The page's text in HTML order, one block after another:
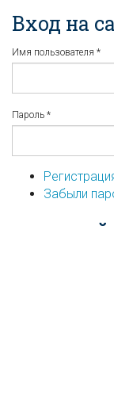
Вход на
Имя пользователя *
Пароль *
Забыли
...или